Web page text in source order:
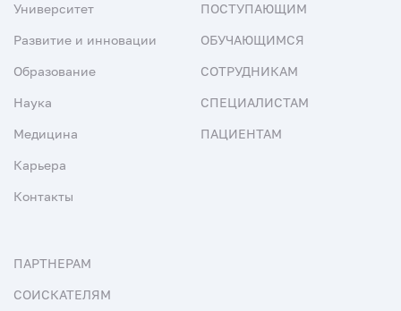
Университет
Развитие и инновации
Образование
Наука
Медицина
Карьера
Контакты
ПОСТУПАЮЩИМ
ОБУЧАЮЩИМСЯ
СОТРУДНИКАМ
СПЕЦИАЛИСТАМ
ПАЦИЕНТАМ
ПАРТНЕРАМ
СОИСКАТЕЛЯМ